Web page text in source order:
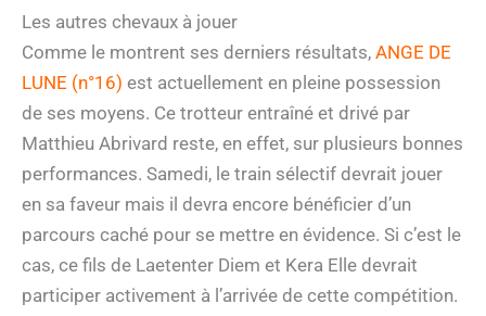
Les autres chevaux à jouer
Comme le montrent ses derniers résultats, ANGE DE
LUNE (n°16) est actuellement en pleine possession
de ses moyens. Ce trotteur entraîné et drivé par
Matthieu Abrivard reste, en effet, sur plusieurs bonnes
performances. Samedi, le train sélectif devrait jouer
en sa faveur mais il devra encore bénéficier d’un
parcours caché pour se mettre en évidence. Si c’est le
cas, ce fils de Laetenter Diem et Kera Elle devrait
participer activement à l’arrivée de cette compétition.